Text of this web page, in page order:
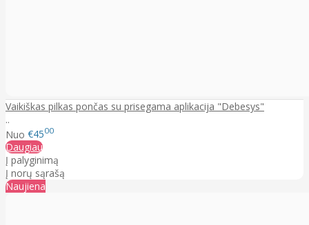
Vaikiškas pilkas pončas su prisegama aplikacija "Debesys"
..
Nuo €4500
Daugiau
Į palyginimą
Į norų sąrašą
Naujiena